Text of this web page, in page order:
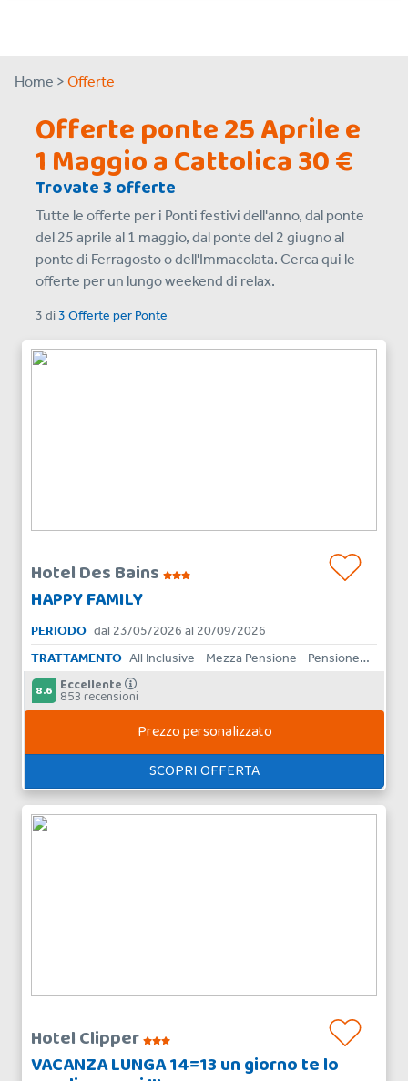
Home > Offerte
Offerte ponte 25 Aprile e
1 Maggio a Cattolica 30 €
Trovate 3 offerte
Tutte le offerte per i Ponti festivi dell'anno, dal ponte
del 25 aprile al 1 maggio, dal ponte del 2 giugno al
ponte di Ferragosto o dell'Immacolata. Cerca qui le
offerte per un lungo weekend di relax.
3 di3 Offerte per Ponte
Hotel Des Bains
HAPPY FAMILY
PERIODO dal 23/05/2026 al 20/09/2026
TRATTAMENTO
All Inclusive - Mezza Pensione - Pensione Completa - Bed & Breakfast - Aparthotel
8.6 Eccellente
853 recensioni
Prezzo personalizzato
SCOPRI OFFERTA
Hotel Clipper
VACANZA LUNGA 14=13 un giorno te lo